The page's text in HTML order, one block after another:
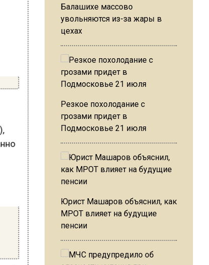
Балашихе массово
увольняются из-за жары в
цехах
Резкое похолодание с
грозами придет в
Подмосковье 21 июля
Юрист Машаров объяснил, как
МРОТ влияет на будущие
пенсии